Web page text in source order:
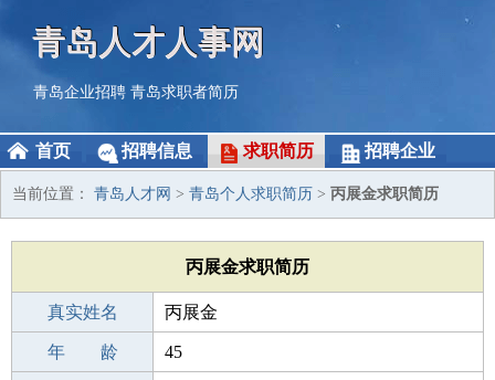
青岛人才人事网
青岛企业招聘 青岛求职者简历
首页 招聘信息 求职简历 招聘企业
当前位置： 青岛人才网 > 青岛个人求职简历 > 丙展金求职简历
丙展金求职简历
真实姓名 丙展金
性 别 男
年 龄 45